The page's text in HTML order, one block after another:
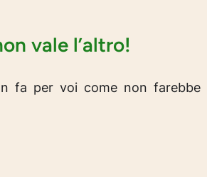
vale l’altro!
fa per voi come non farebbe